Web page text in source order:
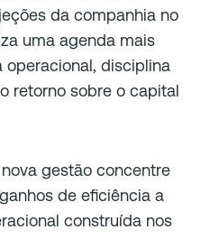
da companhia no
uma agenda mais
disciplina
retorno sobre o capital
gestão concentre
de eficiência a
construída nos